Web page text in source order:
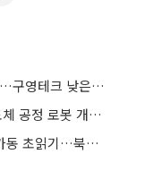
매출 4000억대에 시총은 겨우 500억…구영테크 낮은 몸값에 저가 승계 마무리
라온로보틱스, 국내 유일 차세대 반도체 공정 로봇 개발 ‘고객사 테스트 진행’
신성에스티, 2300억 규모 미국법인 가동 초읽기…북미 ESS 공략 본격화